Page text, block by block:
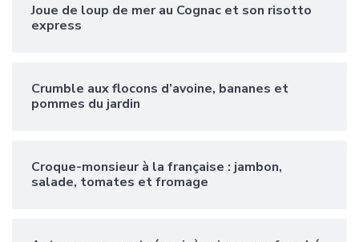
Joue de loup de mer au Cognac et son risotto
express
Crumble aux flocons d’avoine, bananes et
pommes du jardin
Croque-monsieur à la française : jambon,
salade, tomates et fromage